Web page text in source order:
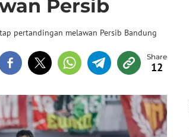
Persib
pertandingan melawan Persib Bandung
12